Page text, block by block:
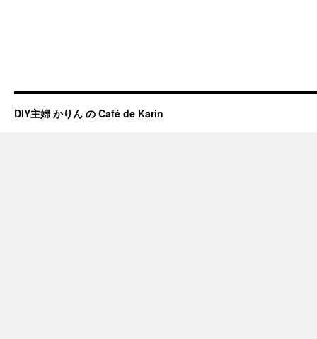
DIY主婦 かりん の Café de Karin